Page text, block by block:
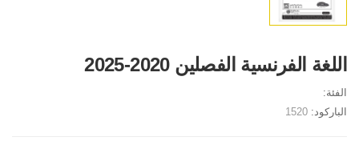
اللغة الفرنسية الفصلين 2020-2025
الفئة:
الباركود: 1520